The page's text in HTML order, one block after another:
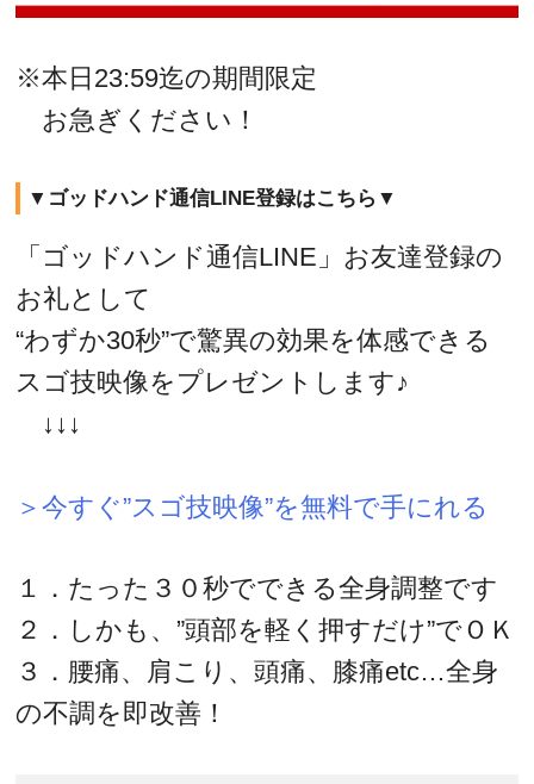
※本日23:59迄の期間限定
お急ぎください！
▼ゴッドハンド通信LINE登録はこちら▼
「ゴッドハンド通信LINE」お友達登録の
お礼として
“わずか30秒”で驚異の効果を体感できる
スゴ技映像をプレゼントします♪
↓↓↓
＞今すぐ”スゴ技映像”を無料で手にれる
１．たった３０秒でできる全身調整です
２．しかも、”頭部を軽く押すだけ”でＯＫ
３．腰痛、肩こり、頭痛、膝痛etc…全身
の不調を即改善！